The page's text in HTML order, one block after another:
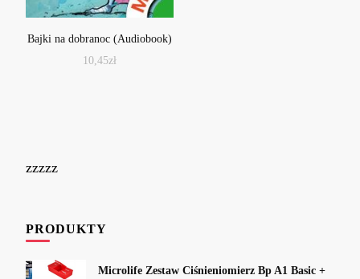
Bajki na dobranoc (Audiobook)
10,45zł
zzzzz
PRODUKTY
Microlife Zestaw Ciśnieniomierz Bp A1 Basic +